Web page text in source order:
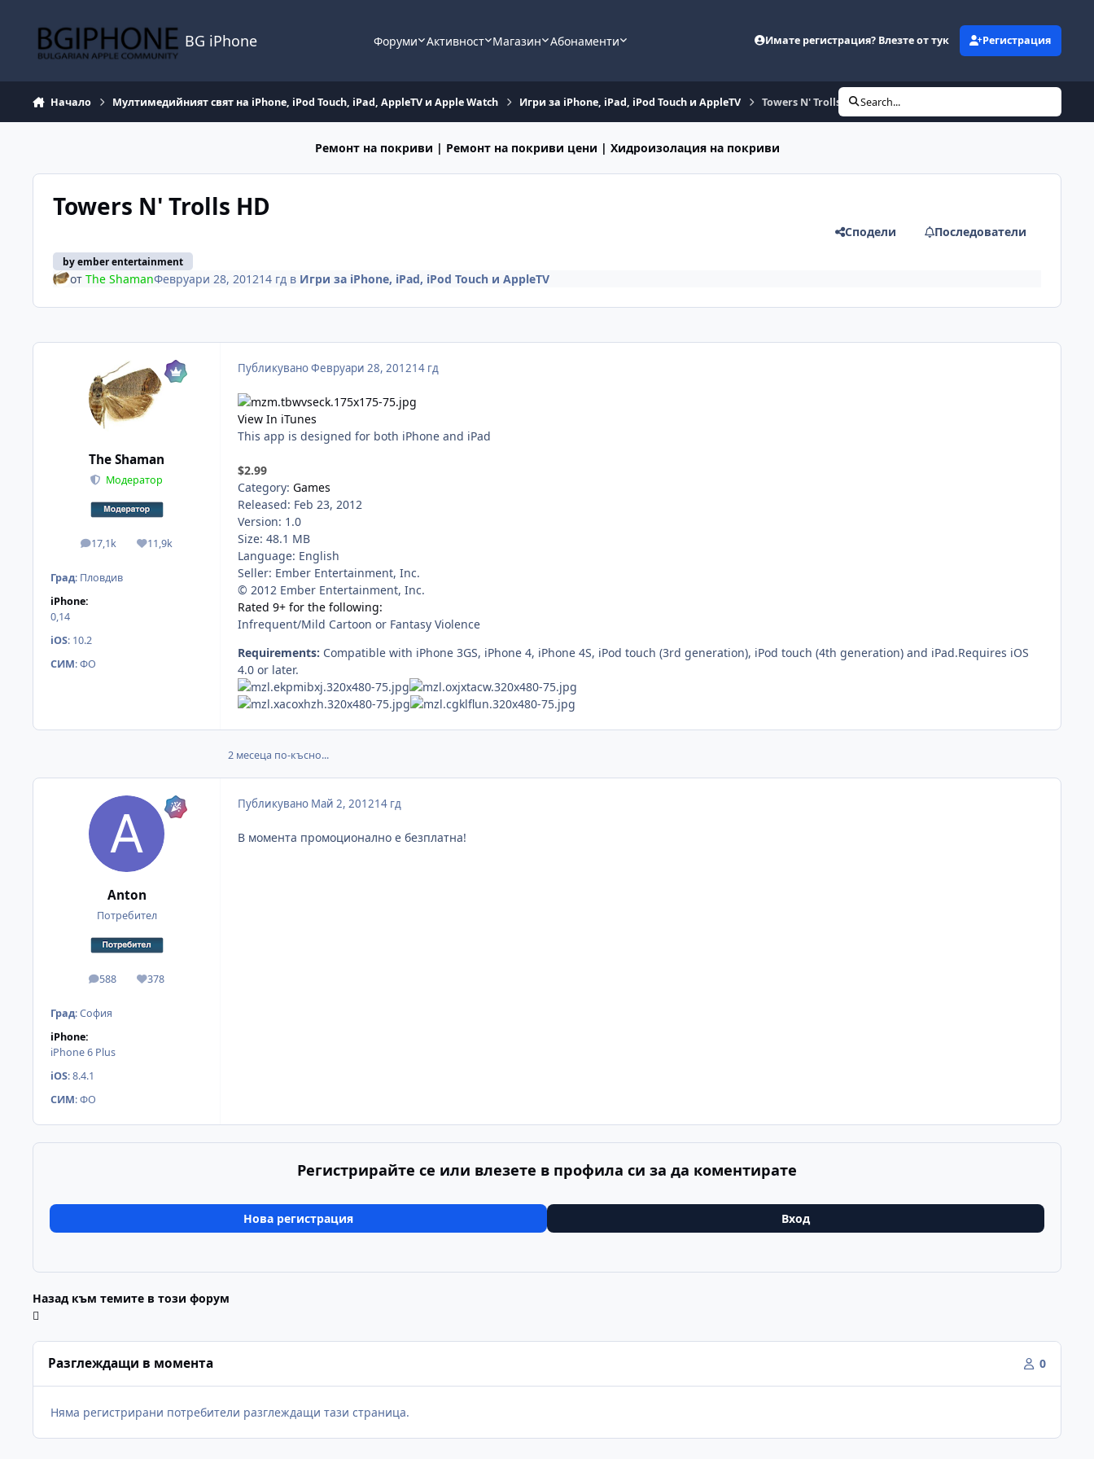
BG iPhone Форуми Активност Магазин Абонаменти Имате регистрация? Влезте от тук Регистрация
Начало Мултимедийният свят на iPhone, iPod Touch, iPad, AppleTV и Apple Watch Игри за iPhone, iPad, iPod Touch и AppleTV Towers N' Trolls HDSearch...
Ремонт на покриви | Ремонт на покриви цени | Хидроизолация на покриви
Towers N' Trolls HD
by ember entertainment
Сподели Последователи
от The ShamanФевруари 28, 201214 гдв Игри за iPhone, iPad, iPod Touch и AppleTV
The Shaman
Модератор
17,1k
мнения 11,9k
Reputation
Град: Пловдив
iPhone:
0,14
iOS: 10.2
СИМ:ФО
ПубликуваноФевруари 28, 201214 гд
View In iTunes
This app is designed for both iPhone and iPad
$2.99
Category: Games
Released: Feb 23, 2012
Version: 1.0
Size: 48.1 MB
Language: English
Seller: Ember Entertainment, Inc.
© 2012 Ember Entertainment, Inc.
Rated 9+ for the following:
Infrequent/Mild Cartoon or Fantasy Violence
Requirements: Compatible with iPhone 3GS, iPhone 4, iPhone 4S, iPod touch (3rd generation), iPod touch (4th generation) and iPad.Requires iOS
4.0 or later.
2 месеца по-късно...
Anton
Потребител
588
мнения 378
Reputation
Град:София
iPhone:
iPhone 6 Plus
iOS:8.4.1
СИМ:ФО
Публикувано Май 2, 201214 гд
В момента промоционално е безплатна!
Регистрирайте се или влезете в профила си за да коментирате
Нова регистрация Вход
Назад към темите в този форум
Разглеждащи в момента 0
Няма регистрирани потребители разглеждащи тази страница.